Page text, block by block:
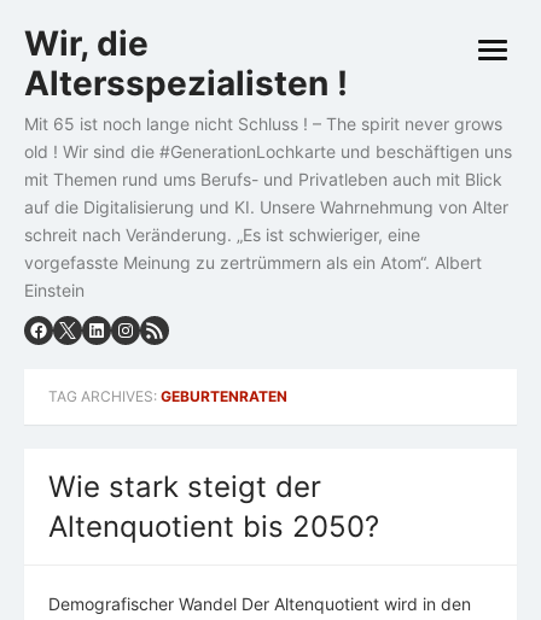
to
content
Wir, die
Altersspezialisten !
Mit 65 ist noch lange nicht Schluss ! – The spirit never grows
old ! Wir sind die #GenerationLochkarte und beschäftigen uns
mit Themen rund ums Berufs- und Privatleben auch mit Blick
auf die Digitalisierung und KI. Unsere Wahrnehmung von Alter
schreit nach Veränderung. „Es ist schwieriger, eine
vorgefasste Meinung zu zertrümmern als ein Atom“. Albert
Einstein
open
TAG ARCHIVES: GEBURTENRATEN
Wie stark steigt der
Altenquotient bis 2050?
Demografischer Wandel Der Altenquotient wird in den